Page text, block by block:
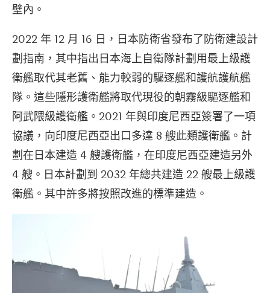
壁內。
2022 年 12 月 16 日，日本防衛省發布了防衛建設計
劃指南，其中指出日本海上自衛隊計劃用最上級護
衛艦取代其老舊、能力較弱的驅逐艦和護航護航艦
隊。這些隱形護衛艦將取代現役的朝霧級驅逐艦和
阿武隈級護衛艦。2021 年與印度尼西亞簽署了一項
協議，向印度尼西亞出口多達 8 艘此類護衛艦。計
劃在日本建造 4 艘護衛艦，在印度尼西亞建造另外
4 艘。日本計劃到 2032 年總共建造 22 艘最上級護
衛艦。其中許多將按照改進的標準建造。